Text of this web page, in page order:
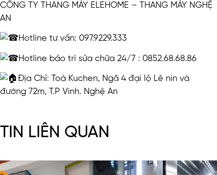
CÔNG TY THANG MÁY ELEHOME – THANG MÁY NGHỆ
AN
Hotline tư vấn: 097.9229.333
Hotline bảo trì sửa chữa 24/7 : 0852.68.68.86
Địa Chỉ: Toà Kuchen, Ngã 4 đại lộ Lê nin và
đường 72m, T.P Vinh. Nghệ An
TIN LIÊN QUAN